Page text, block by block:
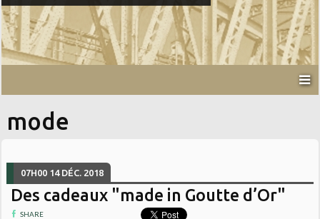
mode
07H00 14 DÉC. 2018
Des cadeaux "made in Goutte d’Or"
SHARE